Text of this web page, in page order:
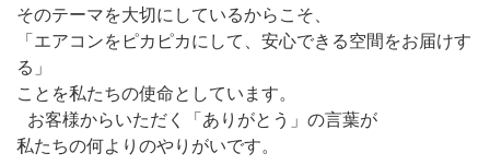
そのテーマを大切にしているからこそ、
「エアコンをピカピカにして、安心できる空間をお届けす
る」
ことを私たちの使命としています。
お客様からいただく「ありがとう」の言葉が
私たちの何よりのやりがいです。